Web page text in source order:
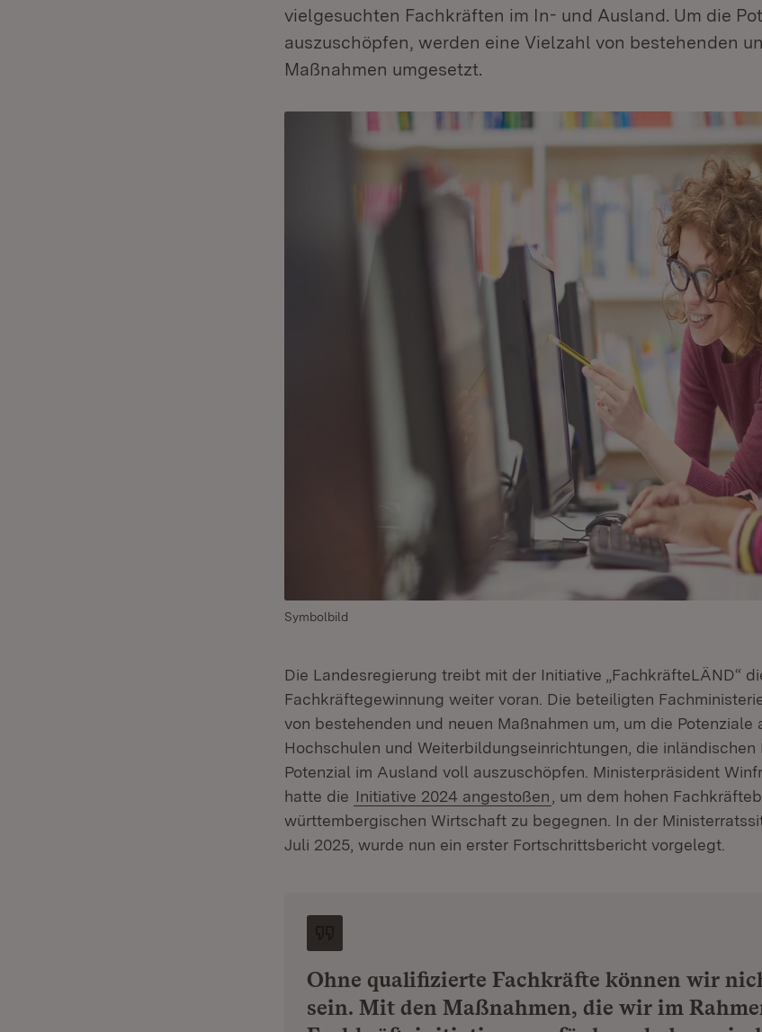
vielgesuchten Fachkräften im In- und Ausland. Um die
auszuschöpfen, werden eine Vielzahl von bestehenden
Maßnahmen umgesetzt.
Symbolbild
Die Landesregierung treibt mit der Initiative „FachkräfteLÄND“
Fachkräftegewinnung weiter voran. Die beteiligten
von bestehenden und neuen Maßnahmen um, um die Potenziale
Hochschulen und Weiterbildungseinrichtungen, die inländischen
Potenzial im Ausland voll auszuschöpfen. Ministerpräsident
hatte die Initiative 2024 angestoßen
, um dem hohen
württembergischen Wirtschaft zu begegnen. In der
Juli 2025, wurde nun ein erster Fortschrittsbericht vorgelegt.
Ohne qualifizierte Fachkräfte können wir
sein. Mit den Maßnahmen, die wir im